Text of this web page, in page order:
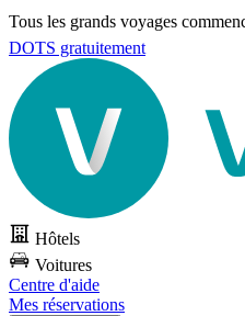
Tous les grands voyages
DOTS gratuitement
Hôtels
Voitures
Centre d'aide
Mes réservations